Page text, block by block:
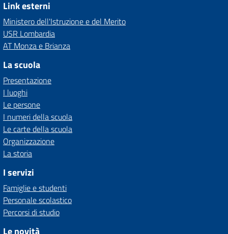
Link esterni
Ministero dell'Istruzione e del Merito
USR Lombardia
AT Monza e Brianza
La scuola
Presentazione
I luoghi
Le persone
I numeri della scuola
Le carte della scuola
Organizzazione
La storia
I servizi
Famiglie e studenti
Personale scolastico
Percorsi di studio